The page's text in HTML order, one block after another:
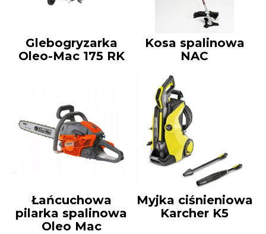
Glebogryzarka
Oleo-Mac 175 RK
Kosa spalinowa
NAC
Łańcuchowa
pilarka spalinowa
Oleo Mac
Myjka ciśnieniowa
Karcher K5